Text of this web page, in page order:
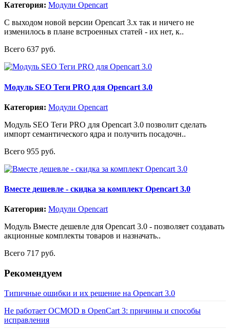
Категория: Модули Opencart
С выходом новой версии Opencart 3.x так и ничего не
изменилось в плане встроенных статей - их нет, к..
Всего 637 руб.
Модуль SEO Теги PRO для Opencart 3.0
Категория: Модули Opencart
Модуль SEO Теги PRO для Opencart 3.0 позволит сделать
импорт семантического ядра и получить посадочн..
Всего 955 руб.
Вместе дешевле - скидка за комплект Opencart 3.0
Категория: Модули Opencart
Модуль Вместе дешевле для Opencart 3.0 - позволяет создавать
акционные комплекты товаров и назначать..
Всего 717 руб.
Рекомендуем
Типичные ошибки и их решение на Opencart 3.0
Не работает OCMOD в OpenCart 3: причины и способы
исправления